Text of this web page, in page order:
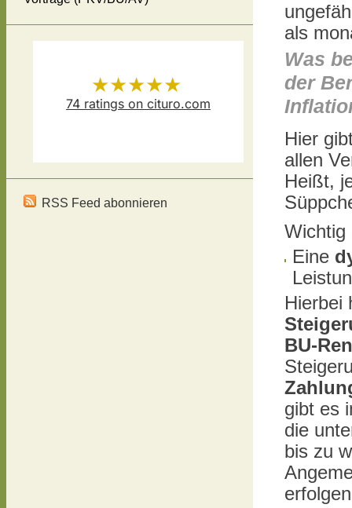
als
Was
der
Hier
allen
Heißt,
Wichtig
Eine
Hierbei
BU-
gibt es
die
bis zu
Schösserhas
★★★★★
74 ratings on cituro.com
RSS Feed abonnieren